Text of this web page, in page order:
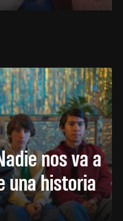
nos va a
una historia